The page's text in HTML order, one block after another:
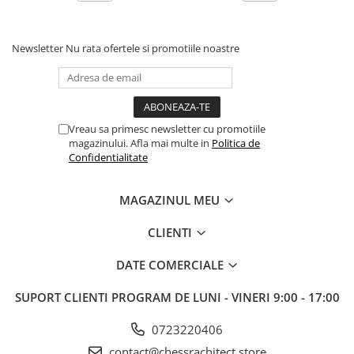
Newsletter Nu rata ofertele si promotiile noastre
Vreau sa primesc newsletter cu promotiile
magazinului. Afla mai multe in Politica de
Confidentialitate
MAGAZINUL MEU
CLIENTI
DATE COMERCIALE
SUPORT CLIENTI PROGRAM DE LUNI - VINERI 9:00 - 17:00
0723220406